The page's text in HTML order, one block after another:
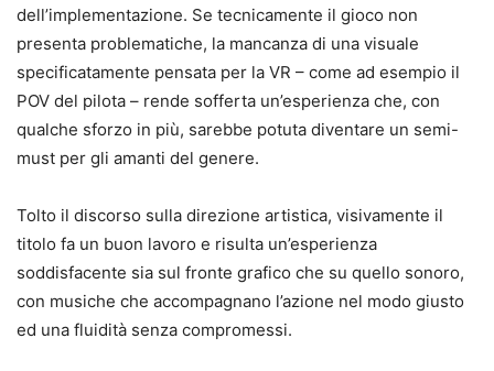
dell’implementazione. Se tecnicamente il gioco non
presenta problematiche, la mancanza di una visuale
specificatamente pensata per la VR – come ad esempio il
POV del pilota – rende sofferta un’esperienza che, con
qualche sforzo in più, sarebbe potuta diventare un semi-
must per gli amanti del genere.
Tolto il discorso sulla direzione artistica, visivamente il
titolo fa un buon lavoro e risulta un’esperienza
soddisfacente sia sul fronte grafico che su quello sonoro,
con musiche che accompagnano l’azione nel modo giusto
ed una fluidità senza compromessi.